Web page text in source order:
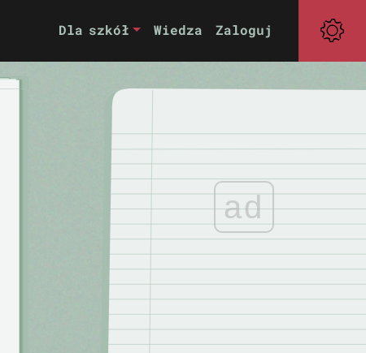
Dla szkół Wiedza Zaloguj
ad